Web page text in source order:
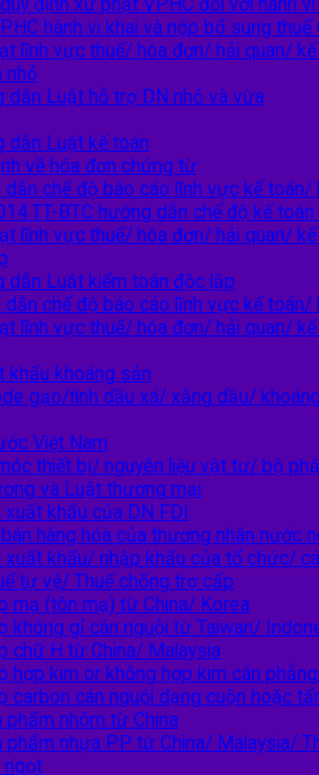
hành vi khai và nộp bổ sung
lĩnh vực thuế/ hóa đơn/ hải quan/
nhỏ
dẫn Luật hỗ trợ DN nhỏ và vừa
dẫn Luật kế toán
về hóa đơn chứng từ
chế độ báo cáo lĩnh vực kế toán/
BTC hướng dẫn chế độ kế toán
lĩnh vực thuế/ hóa đơn/ hải quan/
dẫn Luật kiểm toán độc lập
chế độ báo cáo lĩnh vực kế toán/
lĩnh vực thuế/ hóa đơn/ hải quan/
khẩu khoáng sản
gạo/tinh dầu xá/ xăng dầu/
Việt Nam
thiết bị/ nguyên liệu vật tư/ bộ
và Luật thương mại
xuất khẩu của DN FDI
hàng hóa của thương nhân nước
xuất khẩu/ nhập khẩu của tổ chức/
tự vệ/ Thuế chống trợ cấp
mạ (tôn mạ) từ China/ Korea
không gỉ cán nguội từ Taiwan/
chữ H từ China/ Malaysia
hợp kim or không hợp kim cán
carbon cán nguội dạng cuộn hoặc
phẩm nhôm từ China
phẩm nhựa PP từ China/ Malaysia/
ngọt